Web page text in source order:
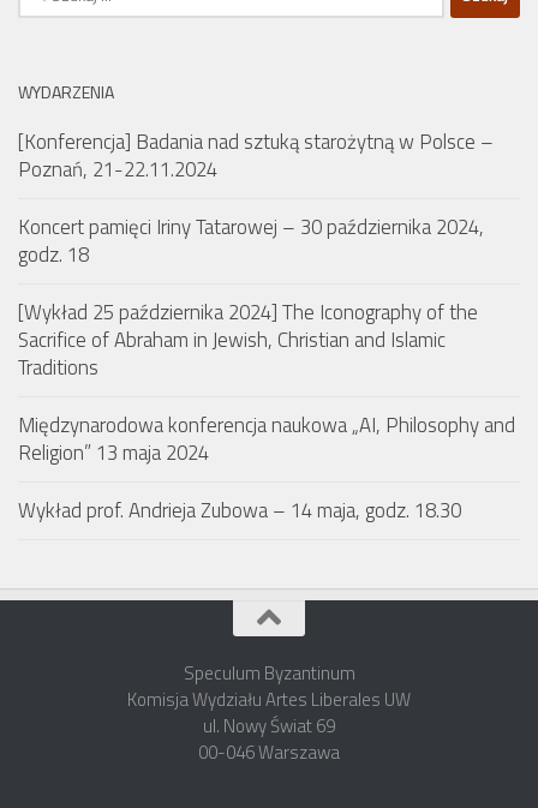
WYDARZENIA
[Konferencja] Badania nad sztuką starożytną w Polsce –
Poznań, 21-22.11.2024
Koncert pamięci Iriny Tatarowej – 30 października 2024,
godz. 18
[Wykład 25 października 2024] The Iconography of the
Sacrifice of Abraham in Jewish, Christian and Islamic
Traditions
Międzynarodowa konferencja naukowa „AI, Philosophy and
Religion” 13 maja 2024
Wykład prof. Andrieja Zubowa – 14 maja, godz. 18.30
Speculum Byzantinum
Komisja Wydziału Artes Liberales UW
ul. Nowy Świat 69
00-046 Warszawa